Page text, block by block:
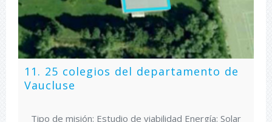
11. 25 colegios del departamento de
Vaucluse
Tipo de misión: Estudio de viabilidad Energía: Solar